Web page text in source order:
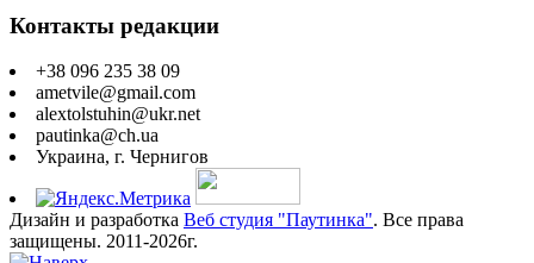
Контакты редакции
+38 096 235 38 09
ametvile@gmail.com
alextolstuhin@ukr.net
pautinka@ch.ua
Украина, г. Чернигов
Дизайн и разработка Веб студия "Паутинка". Все права
защищены. 2011-2026г.